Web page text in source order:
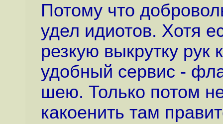
Потому что
удел идиотов. Хотя
резкую выкрутку рук
удобный сервис -
шею. Только потом
какоенить там